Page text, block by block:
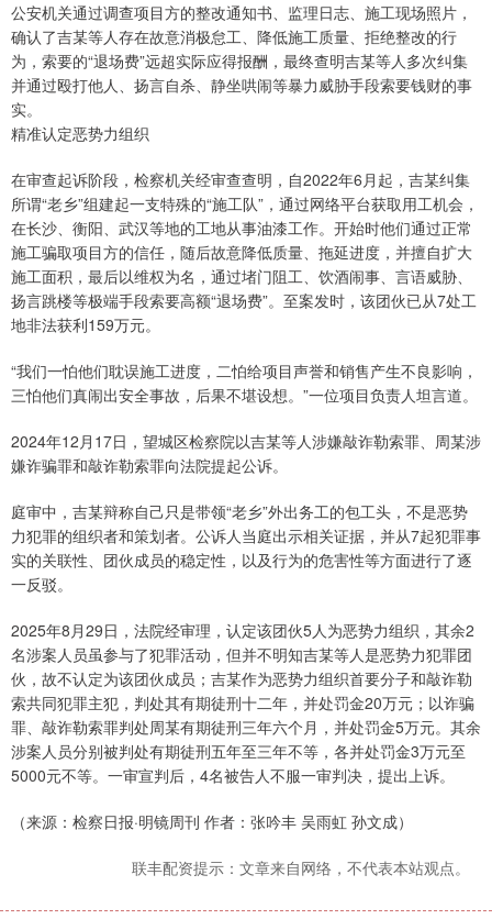
公安机关通过调查项目方的整改通知书、监理日志、施工现场照片，
确认了吉某等人存在故意消极怠工、降低施工质量、拒绝整改的行
为，索要的“退场费”远超实际应得报酬，最终查明吉某等人多次纠集
并通过殴打他人、扬言自杀、静坐哄闹等暴力威胁手段索要钱财的事
实。
精准认定恶势力组织
在审查起诉阶段，检察机关经审查查明，自2022年6月起，吉某纠集
所谓“老乡”组建起一支特殊的“施工队”，通过网络平台获取用工机会，
在长沙、衡阳、武汉等地的工地从事油漆工作。开始时他们通过正常
施工骗取项目方的信任，随后故意降低质量、拖延进度，并擅自扩大
施工面积，最后以维权为名，通过堵门阻工、饮酒闹事、言语威胁、
扬言跳楼等极端手段索要高额“退场费”。至案发时，该团伙已从7处工
地非法获利159万元。
“我们一怕他们耽误施工进度，二怕给项目声誉和销售产生不良影响，
三怕他们真闹出安全事故，后果不堪设想。”一位项目负责人坦言道。
2024年12月17日，望城区检察院以吉某等人涉嫌敲诈勒索罪、周某涉
嫌诈骗罪和敲诈勒索罪向法院提起公诉。
庭审中，吉某辩称自己只是带领“老乡”外出务工的包工头，不是恶势
力犯罪的组织者和策划者。公诉人当庭出示相关证据，并从7起犯罪事
实的关联性、团伙成员的稳定性，以及行为的危害性等方面进行了逐
一反驳。
2025年8月29日，法院经审理，认定该团伙5人为恶势力组织，其余2
名涉案人员虽参与了犯罪活动，但并不明知吉某等人是恶势力犯罪团
伙，故不认定为该团伙成员；吉某作为恶势力组织首要分子和敲诈勒
索共同犯罪主犯，判处其有期徒刑十二年，并处罚金20万元；以诈骗
罪、敲诈勒索罪判处周某有期徒刑三年六个月，并处罚金5万元。其余
涉案人员分别被判处有期徒刑五年至三年不等，各并处罚金3万元至
5000元不等。一审宣判后，4名被告人不服一审判决，提出上诉。
（来源：检察日报·明镜周刊 作者：张吟丰 吴雨虹 孙文成）
联丰配资提示：文章来自网络，不代表本站观点。